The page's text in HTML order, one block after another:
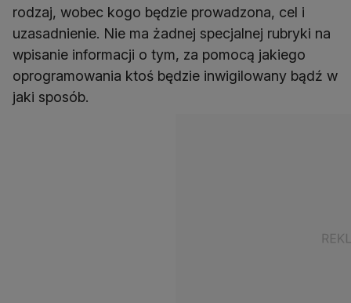
rodzaj, wobec kogo będzie prowadzona, cel i
uzasadnienie. Nie ma żadnej specjalnej rubryki na
wpisanie informacji o tym, za pomocą jakiego
oprogramowania ktoś będzie inwigilowany bądź w
jaki sposób.